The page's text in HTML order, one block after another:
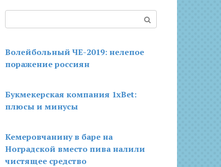
Волейбольный ЧЕ-2019: нелепое
поражение россиян
Букмекерская компания 1xBet:
плюсы и минусы
Кемеровчанину в баре на
Ноградской вместо пива налили
чистящее средство